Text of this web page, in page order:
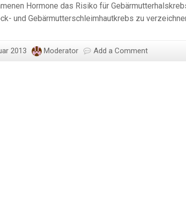
Hormone das Risiko für
und Gebärmutterschleimhautkrebs zu
2013 Moderator Add a Comment